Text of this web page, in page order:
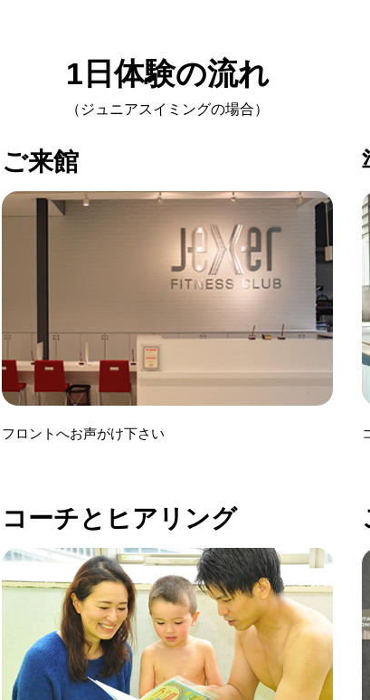
1日体験の流れ
（ジュニアスイミングの場合）
ご来館
フロントへお声がけ下さい
コーチとヒアリング